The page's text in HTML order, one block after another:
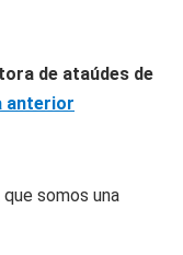
de ataúdes de
anterior
somos una